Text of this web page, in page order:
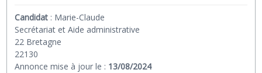
Candidat : Marie-Claude
Secrétariat et Aide administrative
22 Bretagne
22130
Annonce mise à jour le : 13/08/2024